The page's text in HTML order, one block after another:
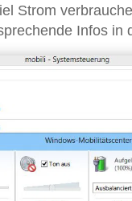
Strom
Infos in